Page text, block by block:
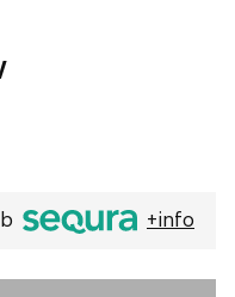
+info